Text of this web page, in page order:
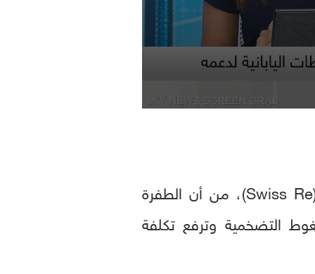
من جانبه، حذر جيروم هيجيلي، كبير خبراء الاقتصاد في مجموعة "سويس ري" (Swiss Re)، من أن الطفرة
التضخمية وترفع تكلفة